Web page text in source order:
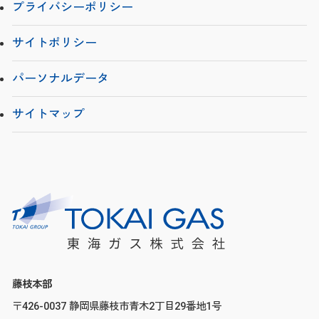
プライバシーポリシー
サイトポリシー
パーソナルデータ
サイトマップ
藤枝本部
〒426-0037 静岡県藤枝市青木2丁目29番地1号